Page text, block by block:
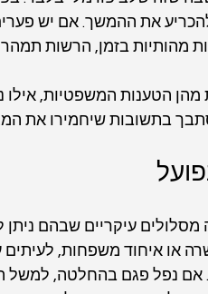
את ההמשך. אם יש
מהותיות בזמן, הרשות
הטענות המשפטיות, אילו
בתשובות שיחמירו את
עיקריים שבהם ניתן
או איחוד משפחות, לעיתים
נפל פגם בהחלטה, למשל